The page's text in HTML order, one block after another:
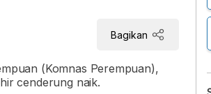
Bagikan
(Komnas Perempuan),
cenderung naik.